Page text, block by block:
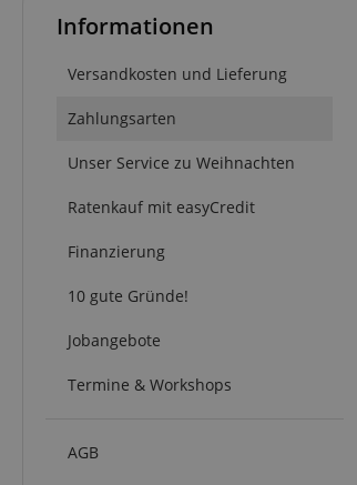
Informationen
Versandkosten und Lieferung
Zahlungsarten
Unser Service zu Weihnachten
Ratenkauf mit easyCredit
Finanzierung
10 gute Gründe!
Jobangebote
Termine & Workshops
AGB